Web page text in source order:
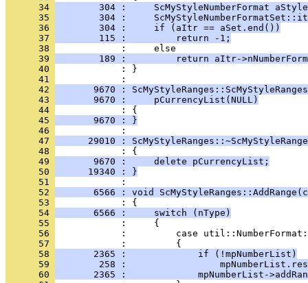
      34
304 :     ScMyStyleNumberFormat
      35
304 :
      36
        304 :     if (aItr == aSet.end())
      37
        115 :         return -1;
      38
      39
189 :         return aItr-
      40
            : }
      41
      42
9670 :
      43
       9670 :     pCurrencyList(NULL)
      44
      45
       9670 : }
      46
      47
29010 :
      48
      49
       9670 :     delete pCurrencyList;
      50
      19340 : }
      51
      52
6566 : void
      53
      54
       6566 :     switch (nType)
      55
      56
      57
      58
       2365 :             if (!mpNumberList)
      59
258 :
      60
2365 :             mpNumberList-